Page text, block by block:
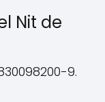
Nit de
9.